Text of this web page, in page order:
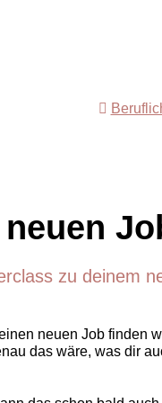
zu deinem
neuen Job finden
das wäre, was dir